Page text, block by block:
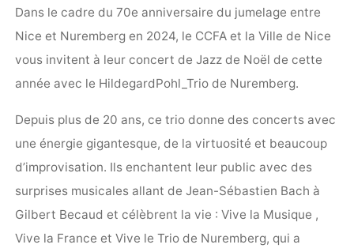
Dans le cadre du 70e anniversaire du jumelage entre
Nice et Nuremberg en 2024, le CCFA et la Ville de Nice
vous invitent à leur concert de Jazz de Noël de cette
année avec le HildegardPohl_Trio de Nuremberg.
Depuis plus de 20 ans, ce trio donne des concerts avec
une énergie gigantesque, de la virtuosité et beaucoup
d’improvisation. Ils enchantent leur public avec des
surprises musicales allant de Jean-Sébastien Bach à
Gilbert Becaud et célèbrent la vie : Vive la Musique ,
Vive la France et Vive le Trio de Nuremberg, qui a